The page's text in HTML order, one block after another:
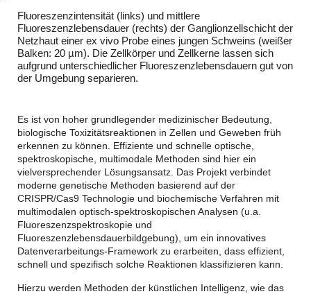
Fluoreszenzintensität (links) und mittlere
Fluoreszenzlebensdauer (rechts) der Ganglionzellschicht der
Netzhaut einer ex vivo Probe eines jungen Schweins (weißer
Balken: 20 µm). Die Zellkörper und Zellkerne lassen sich
aufgrund unterschiedlicher Fluoreszenzlebensdauern gut von
der Umgebung separieren.
Es ist von hoher grundlegender medizinischer Bedeutung,
biologische Toxizitätsreaktionen in Zellen und Geweben früh
erkennen zu können. Effiziente und schnelle optische,
spektroskopische, multimodale Methoden sind hier ein
vielversprechender Lösungsansatz. Das Projekt verbindet
moderne genetische Methoden basierend auf der
CRISPR/Cas9 Technologie und biochemische Verfahren mit
multimodalen optisch-spektroskopischen Analysen (u.a.
Fluoreszenzspektroskopie und
Fluoreszenzlebensdauerbildgebung), um ein innovatives
Datenverarbeitungs-Framework zu erarbeiten, dass effizient,
schnell und spezifisch solche Reaktionen klassifizieren kann.
Hierzu werden Methoden der künstlichen Intelligenz, wie das